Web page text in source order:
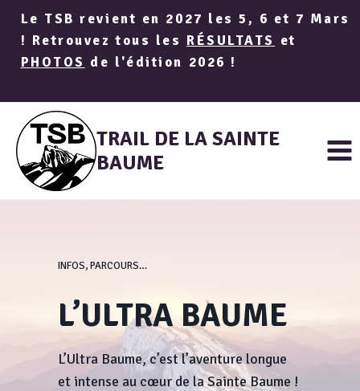
Aller
contenu
Le TSB revient en 2027 les 5, 6 et 7 Mars
! Retrouvez tous les RÉSULTATS et
PHOTOS de l'édition 2026 !
TRAIL DE LA SAINTE
BAUME
INFOS, PARCOURS…
L’ULTRA BAUME
L’Ultra Baume, c’est l’aventure longue
et intense au cœur de la Sainte Baume !